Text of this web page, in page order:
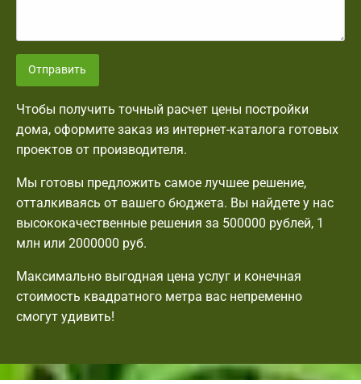
Отправить
Чтобы получить точный расчет цены постройки
дома, оформите заказ из интернет-каталога готовых
проектов от производителя.
Мы готовы предложить самое лучшее решение,
отталкиваясь от вашего бюджета. Вы найдете у нас
высококачественные решения за 500000 рублей, 1
млн или 2000000 руб.
Максимально выгодная цена услуг и конечная
стоимость квадратного метра вас непременно
смогут удивить!